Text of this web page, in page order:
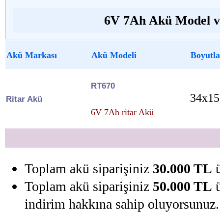
6V 7Ah Akü Model
Akü Markası Akü Modeli
Ritar Akü
RT670
6V 7Ah ritar Akü
Toplam akü siparişiniz 30.000 TL
Toplam akü siparişiniz 50.000 TL
indirim hakkına sahip oluyorsunuz.